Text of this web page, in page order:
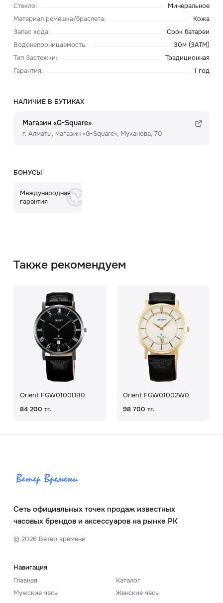
Стекло:
Минеральное
Материал ремешка/браслета:
Кожа
Запас хода:
Срок батареи
Водонепроницаемость:
30м (3ATM)
Тип Застежки:
Традиционная
Гарантия: 1 год
НАЛИЧИЕ В БУТИКАХ
Магазин «G-Square»
г. Алматы, ​магазин «G-Square»​, Муканова, 70
БОНУСЫ
Международная
гарантия
Также рекомендуем
Orient FGW0100DB0
84 200 тг.
Orient FGW01002W0
98 700 тг.
Сеть официальных точек продаж известных
часовых брендов и аксессуаров на рынке РК
© 2026Ветер времени
Навигация
Главная
Каталог
Мужские часы
Женские часы